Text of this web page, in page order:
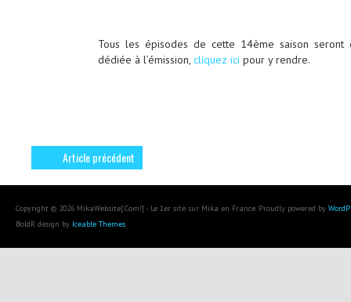
Tous les épisodes de cette 14ème saison
dédiée à l’émission, cliquez ici pour y rendre.
Article précédent
Copyright © 2026 MikaWebsite[.Com!] - Le 1er site sur Mika en France. Proudly powered by
BoldR design by Iceable Themes.